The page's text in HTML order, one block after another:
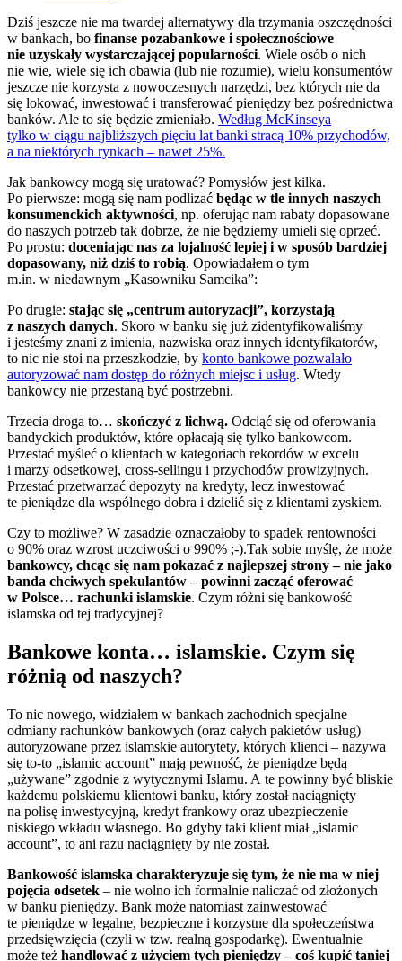
Dziś jeszcze nie ma twardej alternatywy dla trzymania oszczędności
w bankach, bo finanse pozabankowe i społecznościowe
nie uzyskały wystarczającej popularności. Wiele osób o nich
nie wie, wiele się ich obawia (lub nie rozumie), wielu konsumentów
jeszcze nie korzysta z nowoczesnych narzędzi, bez których nie da
się lokować, inwestować i transferować pieniędzy bez pośrednictwa
banków. Ale to się będzie zmieniało. Według McKinseya
tylko w ciągu najbliższych pięciu lat banki stracą 10% przychodów,
a na niektórych rynkach – nawet 25%.
Jak bankowcy mogą się uratować? Pomysłów jest kilka.
Po pierwsze: mogą się nam podlizać będąc w tle innych naszych
konsumenckich aktywności, np. oferując nam rabaty dopasowane
do naszych potrzeb tak dobrze, że nie będziemy umieli się oprzeć.
Po prostu: doceniając nas za lojalność lepiej i w sposób bardziej
dopasowany, niż dziś to robią. Opowiadałem o tym
m.in. w niedawnym „Kasowniku Samcika”:
Po drugie: stając się „centrum autoryzacji”, korzystają
z naszych danych. Skoro w banku się już zidentyfikowaliśmy
i jesteśmy znani z imienia, nazwiska oraz innych identyfikatorów,
to nic nie stoi na przeszkodzie, by konto bankowe pozwalało
autoryzować nam dostęp do różnych miejsc i usług. Wtedy
bankowcy nie przestaną być postrzebni.
Trzecia droga to… skończyć z lichwą. Odciąć się od oferowania
bandyckich produktów, które opłacają się tylko bankowcom.
Przestać myśleć o klientach w kategoriach rekordów w excelu
i marży odsetkowej, cross-sellingu i przychodów prowizyjnych.
Przestać przetwarzać depozyty na kredyty, lecz inwestować
te pieniądze dla wspólnego dobra i dzielić się z klientami zyskiem.
Czy to możliwe? W zasadzie oznaczałoby to spadek rentowności
o 90% oraz wzrost uczciwości o 990% ;-).Tak sobie myślę, że może
bankowcy, chcąc się nam pokazać z najlepszej strony – nie jako
banda chciwych spekulantów – powinni zacząć oferować
w Polsce… rachunki islamskie. Czym różni się bankowość
islamska od tej tradycyjnej?
Bankowe konta… islamskie. Czym się
różnią od naszych?
To nic nowego, widziałem w bankach zachodnich specjalne
odmiany rachunków bankowych (oraz całych pakietów usług)
autoryzowane przez islamskie autorytety, których klienci – nazywa
się to-to „islamic account” mają pewność, że pieniądze będą
„używane” zgodnie z wytycznymi Islamu. A te powinny być bliskie
każdemu polskiemu klientowi banku, który został naciągnięty
na polisę inwestycyjną, kredyt frankowy oraz ubezpieczenie
niskiego wkładu własnego. Bo gdyby taki klient miał „islamic
account”, to ani razu naciągnięty by nie został.
Bankowość islamska charakteryzuje się tym, że nie ma w niej
pojęcia odsetek – nie wolno ich formalnie naliczać od złożonych
w banku pieniędzy. Bank może natomiast zainwestować
te pieniądze w legalne, bezpieczne i korzystne dla społeczeństwa
przedsięwzięcia (czyli w tzw. realną gospodarkę). Ewentualnie
może też handlować z użyciem tych pieniędzy – coś kupić taniej